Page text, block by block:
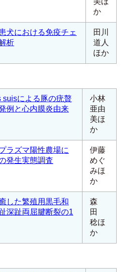
か
犬における免疫チェ
析
田川
道人
ほか
suisによる豚の疣贅
例と心内膜炎由来
小林
亜由
美ほ
か
ラズマ陽性農場に
発生実態調査
伊藤
めぐ
みほ
か
した繁殖用黒毛和
深趾両屈腱断裂の1
森
田
稔ほ
か